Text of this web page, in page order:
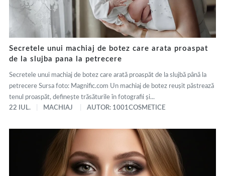
Secretele unui machiaj de botez care arata proaspat
de la slujba pana la petrecere
Secretele unui machiaj de botez care arată proaspăt de la slujbă până la
petrecere Sursa foto: Magnific.com Un machiaj de botez reușit păstrează
tenul proaspăt, definește trăsăturile în fotografii și...
22 IUL.
MACHIAJ AUTOR: 1001COSMETICE